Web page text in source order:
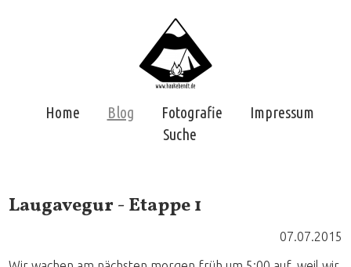
Home Blog Fotografie
Impressum
Suche
Laugavegur - Etappe 1
07.07.2015